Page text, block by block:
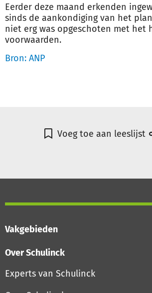
Eerder deze maand erkenden
sinds de aankondiging van het
niet erg was opgeschoten met het
voorwaarden.
Bron: ANP
Voeg toe aan leeslijst
Vakgebieden
Over Schulinck
Experts van Schulinck